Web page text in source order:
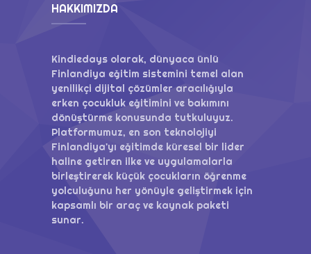
HAKKIMIZDA
Kindiedays olarak, dünyaca ünlü
Finlandiya eğitim sistemini temel alan
yenilikçi dijital çözümler aracılığıyla
erken çocukluk eğitimini ve bakımını
dönüştürme konusunda tutkuluyuz.
Platformumuz, en son teknolojiyi
Finlandiya'yı eğitimde küresel bir lider
haline getiren ilke ve uygulamalarla
birleştirerek küçük çocukların öğrenme
yolculuğunu her yönüyle geliştirmek için
kapsamlı bir araç ve kaynak paketi
sunar.